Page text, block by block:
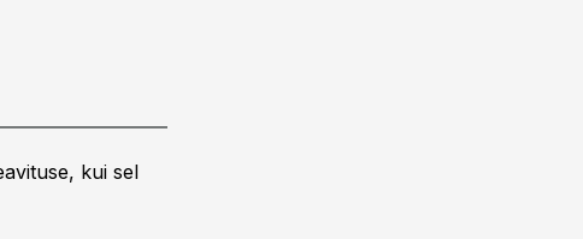
kui sel